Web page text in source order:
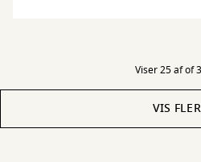
Viser 25 af of
VIS